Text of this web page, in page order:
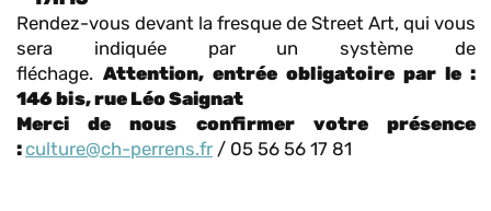
Rendez-vous devant la fresque de Street Art, qui vous
sera indiquée par un système de
fléchage. Attention, entrée obligatoire par le :
146 bis, rue Léo Saignat
Merci de nous confirmer votre présence
: culture@ch-perrens.fr / 05 56 56 17 81